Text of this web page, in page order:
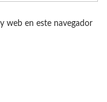
web en este navegador